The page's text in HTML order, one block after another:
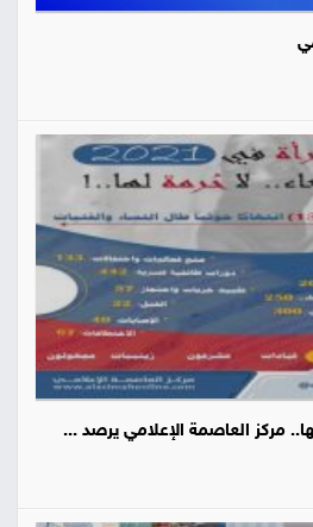
مركز العاصمة الإعلامي يرصد ...